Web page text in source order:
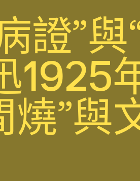
證”
燒”與